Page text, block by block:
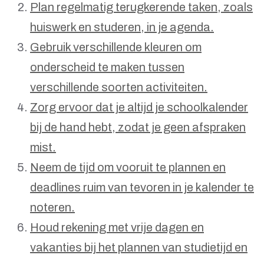
Plan regelmatig terugkerende taken, zoals
huiswerk en studeren, in je agenda.
Gebruik verschillende kleuren om
onderscheid te maken tussen
verschillende soorten activiteiten.
Zorg ervoor dat je altijd je schoolkalender
bij de hand hebt, zodat je geen afspraken
mist.
Neem de tijd om vooruit te plannen en
deadlines ruim van tevoren in je kalender te
noteren.
Houd rekening met vrije dagen en
vakanties bij het plannen van studietijd en